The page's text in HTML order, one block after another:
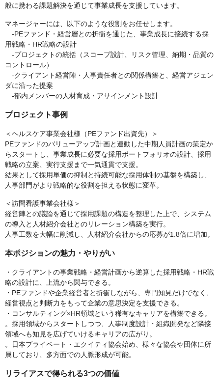
般に携わる課題解決を通じて事業成長を支援しています。
マネージャーには、以下のような役割をお任せします。
-PEファンド・経営層との折衝を通じた、事業成長に接続する採
用戦略・HR戦略の設計
-プロジェクトの統括（スコープ設計、リスク管理、納期・品質の
コントロール）
-クライアント経営陣・人事責任者との関係構築と、経営アジェン
ダに沿った提案
-部内メンバーの人材育成・アサインメント設計
プロジェクト事例
＜ヘルスケア事業会社様（PEファンド出資先）＞
PEファンドのバリューアップ計画と連動した中期人員計画の策定か
らスタートし、事業成長に必要な採用ポートフォリオの設計、採用
戦略の立案、実行支援まで一気通貫で支援。
結果として採用単価の抑制と持続可能な採用体制の基盤を構築し、
人事部門がより戦略的な役割を担える状態に変革。
＜訪問看護事業会社様＞
経営陣との議論を通じて採用課題の構造を整理した上で、システム
の導入と人材紹介会社とのリレーション構築を実行。
人事工数を大幅に削減し、人材紹介会社からの応募が1.8倍に増加。
本ポジションの魅力・やりがい
・クライアントの事業戦略・経営計画から逆算した採用戦略・HR戦
略の設計に、上流から関与できる。
・PEファンドや企業経営者と折衝しながら、専門知見だけでなく、
経営視点と判断力をもって企業の意思決定を支援できる。
・コンサルティング×HR領域という稀有なキャリアを構築できる。
。採用領域からスタートしつつ、人事制度設計・組織開発など隣接
領域へも知見を広げていけるキャリアの広がり。
。日本プライベート・エクイティ協会始め、様々な協会や団体に所
属しており、多方面での人脈形成が可能。
リライアスで得られる3つの価値